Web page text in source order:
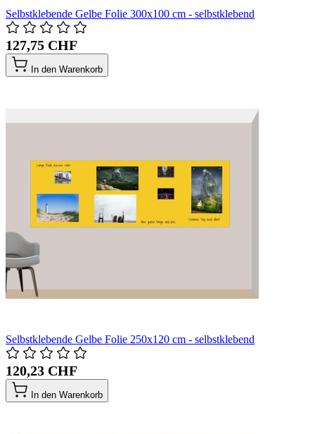
Selbstklebende Gelbe Folie 300x100 cm - selbstklebend
127,75 CHF
In den Warenkorb
Selbstklebende Gelbe Folie 250x120 cm - selbstklebend
120,23 CHF
In den Warenkorb